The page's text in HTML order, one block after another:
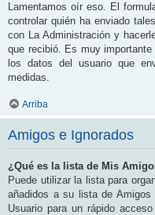
Lamentamos oír eso. El
controlar quién ha enviado
con La Administración y
que recibió. Es muy
los datos del usuario que
medidas.
Arriba
Amigos e Ignorados
¿Qué es la lista de Mis
Puede utilizar la lista para
añadidos a su lista de
Usuario para un rápido